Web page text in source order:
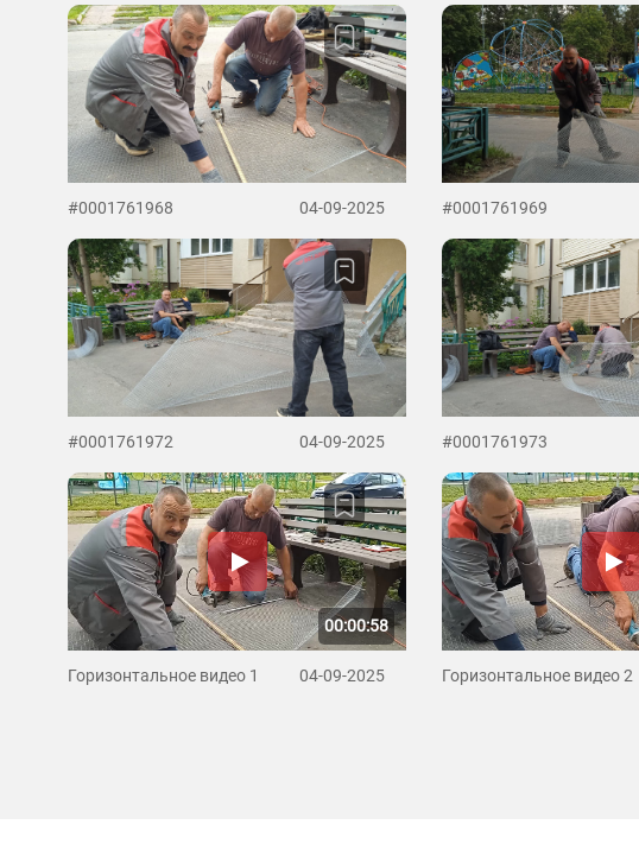
#0001761968 04-09-2025 #0001761969
#0001761972 04-09-2025 #0001761973
00:00:58
Горизонтальное видео 1 04-09-2025 Горизонтальное видео 2